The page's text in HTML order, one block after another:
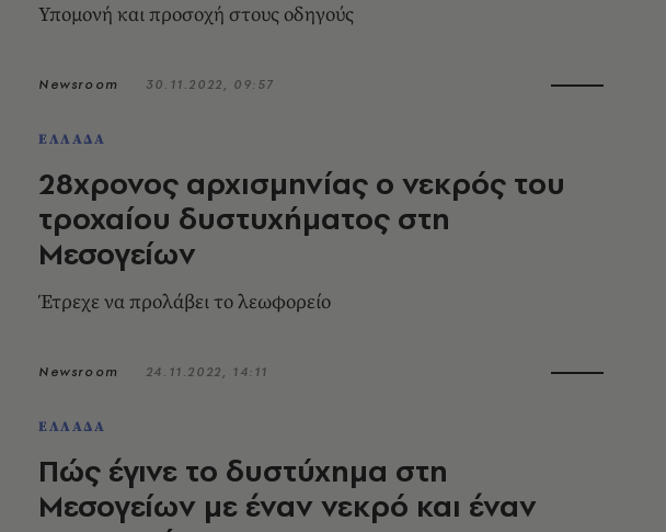
Υπομονή και προσοχή στους οδηγούς
Newsroom 30.11.2022, 09:57
ΕΛΛΑΔΑ
28χρονος αρχισμηνίας ο νεκρός του
τροχαίου δυστυχήματος στη
Μεσογείων
Έτρεχε να προλάβει το λεωφορείο
Newsroom 24.11.2022, 14:11
ΕΛΛΑΔΑ
Πώς έγινε το δυστύχημα στη
Μεσογείων με έναν νεκρό και έναν